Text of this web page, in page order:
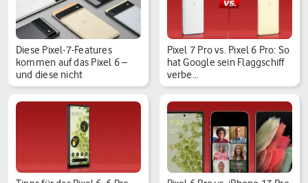
Diese Pixel-7-Features
kommen auf das Pixel 6 –
und diese nicht
Pixel 7 Pro vs. Pixel 6 Pro: So
hat Google sein Flaggschiff
verbe…